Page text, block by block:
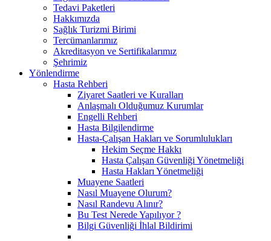
Tedavi Paketleri
Hakkımızda
Sağlık Turizmi Birimi
Tercümanlarımız
Akreditasyon ve Sertifikalarımız
Şehrimiz
Yönlendirme
Hasta Rehberi
Ziyaret Saatleri ve Kuralları
Anlaşmalı Olduğumuz Kurumlar
Engelli Rehberi
Hasta Bilgilendirme
Hasta-Çalışan Hakları ve Sorumlulukları
Hekim Seçme Hakkı
Hasta Çalışan Güvenliği Yönetmeliği
Hasta Hakları Yönetmeliği
Muayene Saatleri
Nasıl Muayene Olurum?
Nasıl Randevu Alınır?
Bu Test Nerede Yapılıyor ?
Bilgi Güvenliği İhlal Bildirimi